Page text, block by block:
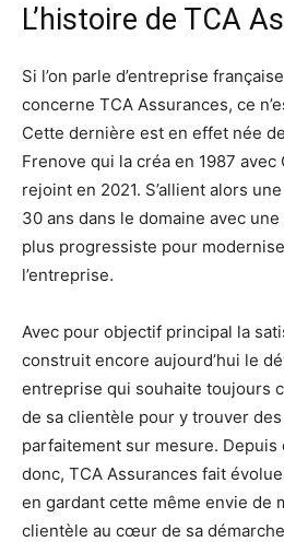
L’histoire de TCA
Si l’on parle d’entreprise
concerne TCA Assurances, ce
Cette dernière est en effet née
Frenove qui la créa en 1987
rejoint en 2021. S’allient alors
30 ans dans le domaine avec
plus progressiste pour
l’entreprise.
Avec pour objectif principal la
construit encore aujourd’hui le
entreprise qui souhaite toujours
de sa clientèle pour y trouver
parfaitement sur mesure. Depuis
donc, TCA Assurances fait
en gardant cette même envie de
clientèle au cœur de sa